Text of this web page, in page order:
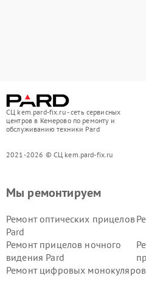
СЦ kem.pard-fix.ru - сеть сервисных
центров в Кемерово по ремонту и
обслуживанию техники Pard
2021-2026 © СЦ kem.pard-fix.ru
Мы ремонтируем
Ремонт оптических прицелов
Pard
Ремонт прицелов ночного
видения Pard
Ремонт цифровых